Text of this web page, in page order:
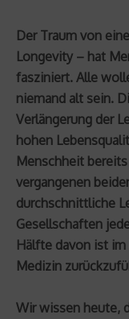
Der Traum von
Longevity – hat
fasziniert. Alle
niemand alt sein.
Verlängerung der
hohen
Menschheit
vergangenen
durchschnittliche
Gesellschaften
Hälfte davon ist im
Medizin
Wir wissen heute,